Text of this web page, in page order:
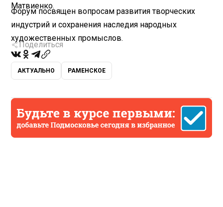
Матвиенко.
Форум посвящен вопросам развития творческих
индустрий и сохранения наследия народных
художественных промыслов.
Поделиться
АКТУАЛЬНО РАМЕНСКОЕ